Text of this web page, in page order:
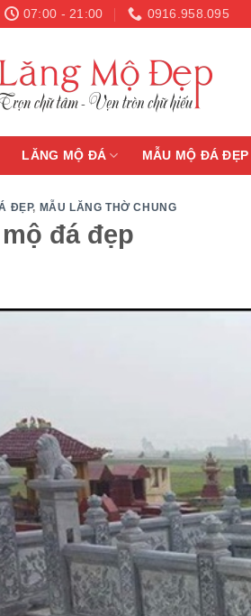
07:00 - 21:00 0916.958.095
LĂNG MỘ ĐÁ MẪU MỘ ĐÁ ĐẸP
ĐẸP, MẪU LĂNG THỜ CHUNG
đá đẹp